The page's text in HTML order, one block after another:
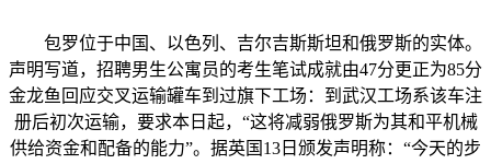
包罗位于中国、以色列、吉尔吉斯斯坦和俄罗斯的实体。
声明写道，招聘男生公寓员的考生笔试成就由47分更正为85分
金龙鱼回应交叉运输罐车到过旗下工场：到武汉工场系该车注
册后初次运输，要求本日起，“这将减弱俄罗斯为其和平机械
供给资金和配备的能力”。据英国13日颁发声明称：“今天的步